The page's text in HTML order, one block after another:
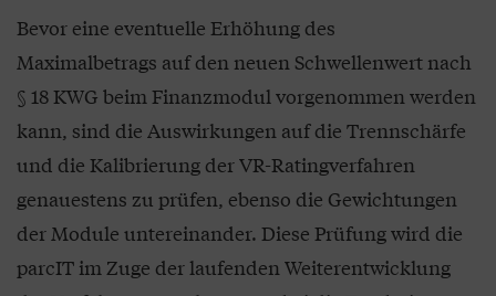
Bevor eine eventuelle Erhöhung des
Maximalbetrags auf den neuen Schwellenwert nach
§ 18 KWG beim Finanzmodul vorgenommen werden
kann, sind die Auswirkungen auf die Trennschärfe
und die Kalibrierung der VR-Ratingverfahren
genauestens zu prüfen, ebenso die Gewichtungen
der Module untereinander. Diese Prüfung wird die
parcIT im Zuge der laufenden Weiterentwicklung